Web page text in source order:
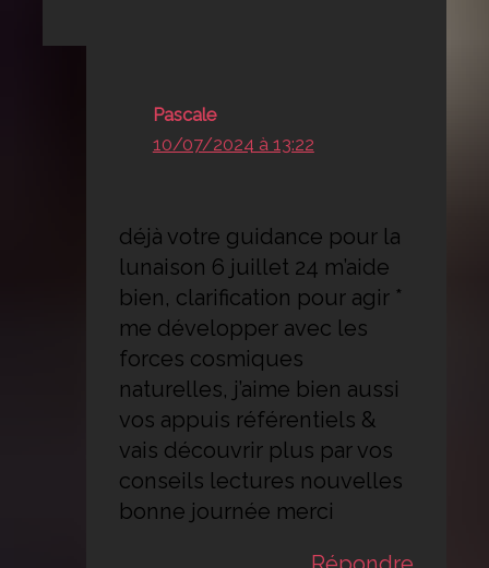
Pascale
10/07/2024 à 13:22
déjà votre guidance pour la
lunaison 6 juillet 24 m’aide
bien, clarification pour agir *
me développer avec les
forces cosmiques
naturelles, j’aime bien aussi
vos appuis référentiels &
vais découvrir plus par vos
conseils lectures nouvelles
bonne journée merci